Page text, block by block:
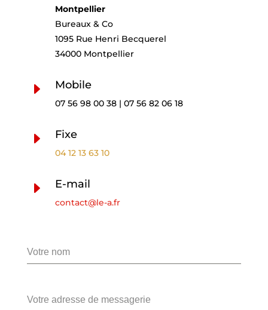
Montpellier
Bureaux & Co
1095 Rue Henri Becquerel
34000 Montpellier
E Mobile
07 56 98 00 38 | 07 56 82 06 18
E Fixe
04 12 13 63 10
E E-mail
contact@le-a.fr
Votre nom
Votre adresse de messagerie